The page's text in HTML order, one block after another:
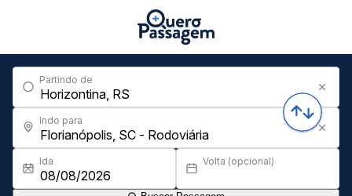
Partindo de
Indo para
Ida Volta (opcional)